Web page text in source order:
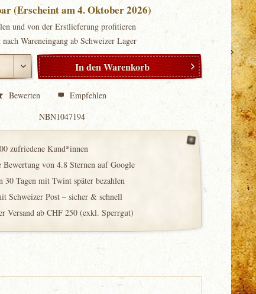
(Erscheint am 4. Oktober 2026)
und von der Erstlieferung profitieren
nach Wareneingang ab Schweizer Lager
In denWarenkorb
Bewerten Empfehlen
NBN1047194
zufriedene Kund*innen
Bewertung von 4.8 Sternen auf Google
30 Tagen mit Twint später bezahlen
Schweizer Post – sicher & schnell
Versand ab CHF 250 (exkl. Sperrgut)